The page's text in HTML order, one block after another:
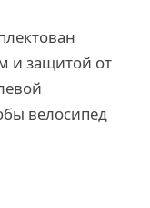
и защитой от
велосипед